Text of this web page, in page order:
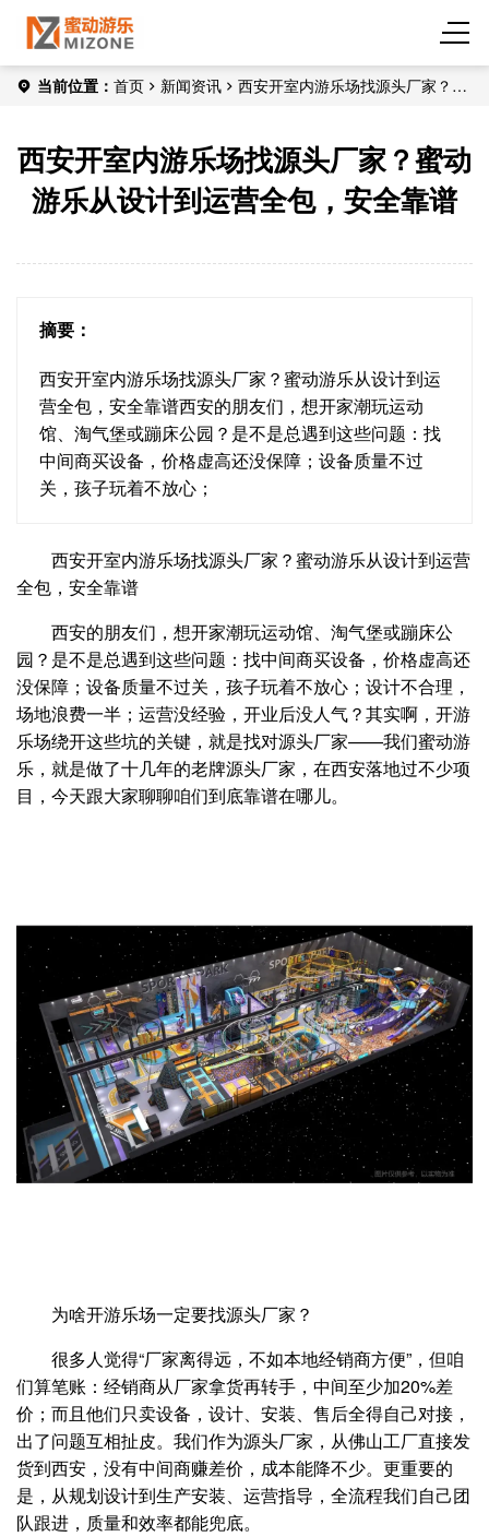
当前位置： 首页 新闻资讯
西安开室内游乐场找源头厂家？蜜
西安开室内游乐场找源头厂家？蜜动
游乐从设计到运营全包，安全靠谱
摘要：
西安开室内游乐场找源头厂家？蜜动游乐从设计到运
营全包，安全靠谱西安的朋友们，想开家潮玩运动
馆、淘气堡或蹦床公园？是不是总遇到这些问题：找
中间商买设备，价格虚高还没保障；设备质量不过
关，孩子玩着不放心；
西安开室内游乐场找源头厂家？蜜动游乐从设计到运营
全包，安全靠谱
西安的朋友们，想开家潮玩运动馆、淘气堡或蹦床公
园？是不是总遇到这些问题：找中间商买设备，价格虚高还
没保障；设备质量不过关，孩子玩着不放心；设计不合理，
场地浪费一半；运营没经验，开业后没人气？其实啊，开游
乐场绕开这些坑的关键，就是找对源头厂家——我们蜜动游
乐，就是做了十几年的老牌源头厂家，在西安落地过不少项
目，今天跟大家聊聊咱们到底靠谱在哪儿。
为啥开游乐场一定要找源头厂家？
很多人觉得“厂家离得远，不如本地经销商方便”，但咱
们算笔账：经销商从厂家拿货再转手，中间至少加20%差
价；而且他们只卖设备，设计、安装、售后全得自己对接，
出了问题互相扯皮。我们作为源头厂家，从佛山工厂直接发
货到西安，没有中间商赚差价，成本能降不少。更重要的
是，从规划设计到生产安装、运营指导，全流程我们自己团
队跟进，质量和效率都能兜底。